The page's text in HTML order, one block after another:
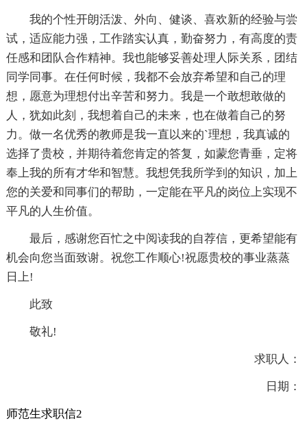
我的个性开朗活泼、外向、健谈、喜欢新的经验与尝
试，适应能力强，工作踏实认真，勤奋努力，有高度的责
任感和团队合作精神。我也能够妥善处理人际关系，团结
同学同事。在任何时候，我都不会放弃希望和自己的理
想，愿意为理想付出辛苦和努力。我是一个敢想敢做的
人，犹如此刻，我想着自己的未来，也在做着自己的努
力。做一名优秀的教师是我一直以来的`理想，我真诚的
选择了贵校，并期待着您肯定的答复，如蒙您青垂，定将
奉上我的所有才华和智慧。我想凭我所学到的知识，加上
您的关爱和同事们的帮助，一定能在平凡的岗位上实现不
平凡的人生价值。
最后，感谢您百忙之中阅读我的自荐信，更希望能有
机会向您当面致谢。祝您工作顺心!祝愿贵校的事业蒸蒸
日上!
此致
敬礼!
求职人：
日期：
师范生求职信2